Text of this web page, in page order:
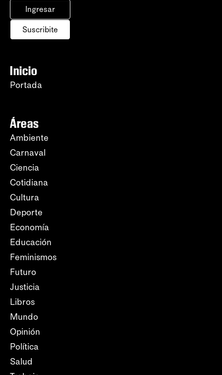
Ingresar
Suscribite
Inicio
Portada
Áreas
Ambiente
Carnaval
Ciencia
Cotidiana
Cultura
Deporte
Economía
Educación
Feminismos
Futuro
Justicia
Libros
Mundo
Opinión
Política
Salud